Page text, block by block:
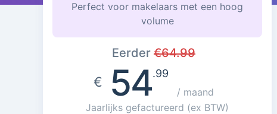
Perfect voor makelaars met een hoog
volume
Eerder €64.99
€54.99
/ maand
Jaarlijks gefactureerd (ex BTW)